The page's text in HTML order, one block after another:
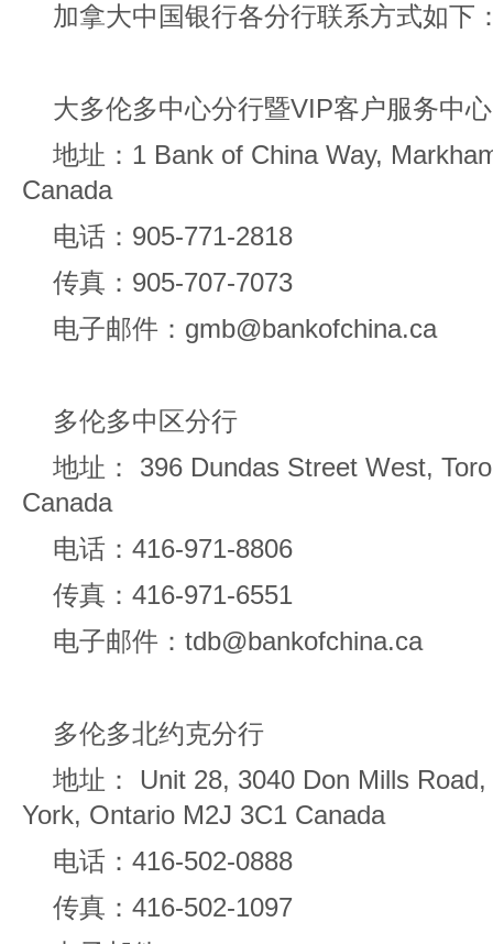
加拿大中国银行各分行联系方式如下
大多伦多中心分行暨VIP客户服务中心
地址：1 Bank of China Way,
Canada
电话：905-771-2818
传真：905-707-7073
电子邮件：gmb@bankofchina.ca
多伦多中区分行
地址： 396 Dundas Street West,
Canada
电话：416-971-8806
传真：416-971-6551
电子邮件：tdb@bankofchina.ca
多伦多北约克分行
地址： Unit 28, 3040 Don Mills
York, Ontario M2J 3C1 Canada
电话：416-502-0888
传真：416-502-1097